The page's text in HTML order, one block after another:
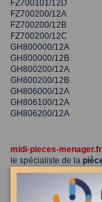
FZ700101/12D
FZ700200/12A
FZ700200/12B
FZ700200/12C
GH800000/12A
GH800000/12B
GH800200/12A
GH800200/12B
GH806000/12A
GH806100/12A
GH806200/12A
midi-pieces-menager.fr
le spécialiste de la
1965
réparateur agréé sud
CONFORAMA -